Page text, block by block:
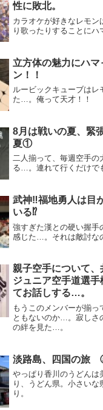
性に敗北。
カラオケが好きなレモン
り歌ったりすることにハ
立方体の魅力にハマ
ン！！
ルービックキューブはレ
た…。俺って天才！！
8月は戦いの夏、緊
夏①
二人揃って、毎週空手の
る…。連れて行くだけで
武神‼️福地勇人は目
いる⁉️
強すぎた漢との硬い握手
感じた…。それは敵討な
親子空手について、
ジュニア空手道選手
てお話しする…。
もうこのメンバーが揃っ
ともないのか…。寂しさ
の絆を見た…。
淡路島、四国の旅
やっぱり香川のうどんは
り、うどん県。小さいな
り。